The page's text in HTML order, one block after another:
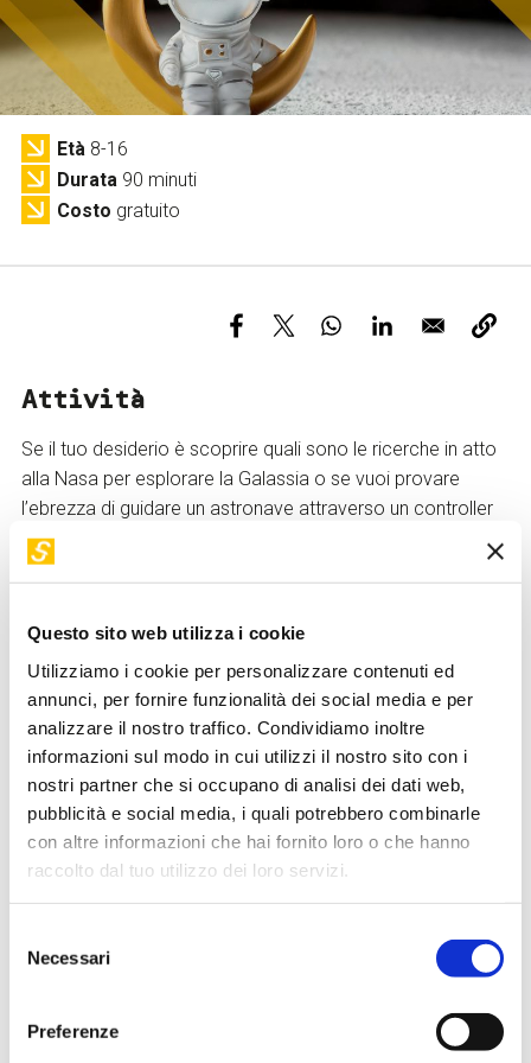
Questo sito web utilizza i cookie
Utilizziamo i cookie per personalizzare contenuti ed
annunci, per fornire funzionalità dei social media e per
analizzare il nostro traffico. Condividiamo inoltre
informazioni sul modo in cui utilizzi il nostro sito con i
nostri partner che si occupano di analisi dei dati web,
pubblicità e social media, i quali potrebbero combinarle
con altre informazioni che hai fornito loro o che hanno
raccolto dal tuo utilizzo dei loro servizi.
delNecessari
Preferenze
Servizi e accessibilità
Contatti
FAQ
Biglietti
Età 8-16
Durata 90 minuti
Costo gratuito
Attività
Se il tuo desiderio è scoprire quali sono le ricerche in atto
alla Nasa per esplorare la Galassia o se vuoi provare
l’ebrezza di guidare un astronave attraverso un controller
di volo costruito da te, questo è il laboratorio che fa per
te.
controller e sarai in grado di muoverti nello spazio e
finalmente tentare il volo nell’iperspazio.
Modalità di partecipazione
L’ingresso aiminori di 14 anniè possibile solo
seaccompagnati da una persona adulta responsabile
previa sottoscrizione di una liberatoriadisponibile
presso la biglietteria.
effettuabile online, fino a esaurimento dei posti disponibili,
per partecipanti e accompagnatori.
Oltre al laboratorio